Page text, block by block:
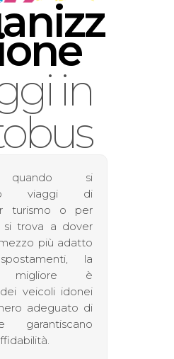
in
quando si
viaggi di
turismo o per
trova a dover
più adatto
la
migliore è
veicoli idonei
adeguato di
garantiscano